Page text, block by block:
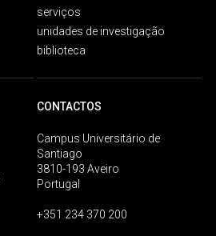
serviços
unidades de investigação
biblioteca
CONTACTOS
Campus Universitário de
Santiago
3810-193 Aveiro
Portugal
+351 234 370 200